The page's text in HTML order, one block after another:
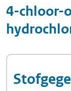
4-chloor-